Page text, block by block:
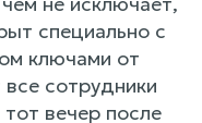
специально с
ключами от
сотрудники
вечер после